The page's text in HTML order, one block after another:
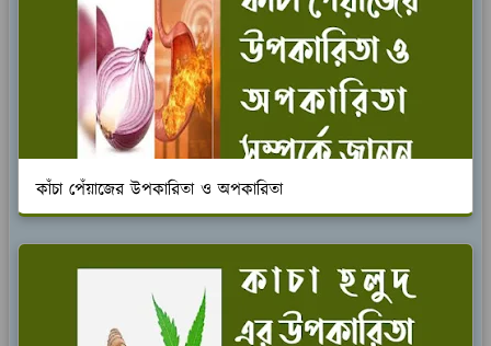
কাঁচা পেঁয়াজের উপকারিতা ও অপকারিতা